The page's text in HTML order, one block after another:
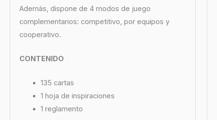
Además, dispone de 4 modos de juego
complementarios: competitivo, por equipos y
cooperativo.
CONTENIDO
135 cartas
1 hoja de inspiraciones
1 reglamento